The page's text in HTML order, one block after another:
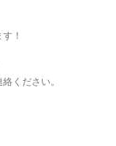
！
ください。